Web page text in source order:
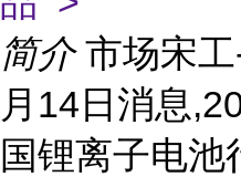
简介 市场宋
月14日消息
国锂离子电池